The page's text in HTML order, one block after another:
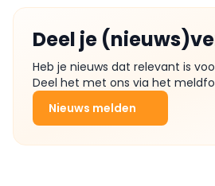
Deel je
Heb je nieuws dat relevant is
Deel het met ons via het
Nieuws melden